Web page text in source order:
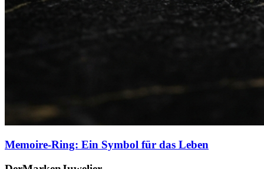
Memoire-Ring: Ein Symbol für das Leben